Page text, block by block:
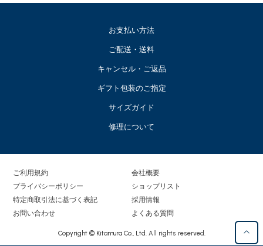
お支払い方法
ご配送・送料
キャンセル・ご返品
ギフト包装のご指定
サイズガイド
修理について
ご利用規約
プライバシーポリシー
特定商取引法に基づく表記
お問い合わせ
会社概要
ショップリスト
採用情報
よくある質問
Copyright © Kitamura Co., Ltd. All rights reserved.